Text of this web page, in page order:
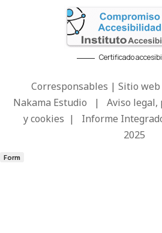
Certificado
Corresponsables | Sitio
Nakama Estudio | Aviso legal,
y cookies | Informe
2025
Form